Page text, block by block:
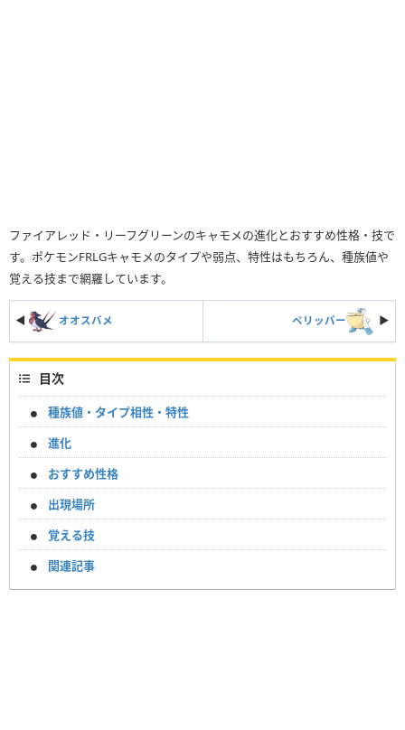
ファイアレッド・リーフグリーンのキャモメの進化とおすすめ性格・技で
す。ポケモンFRLGキャモメのタイプや弱点、特性はもちろん、種族値や
覚える技まで網羅しています。
◀ オオスバメ ペリッパー ▶︎
目次
種族値・タイプ相性・特性
進化
おすすめ性格
出現場所
覚える技
関連記事